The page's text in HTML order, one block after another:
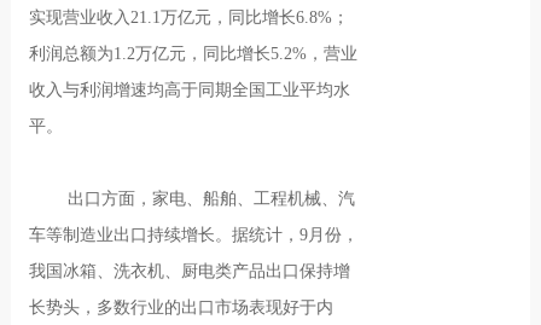
实现营业收入21.1万亿元，同比增长6.8%；
利润总额为1.2万亿元，同比增长5.2%，营业
收入与利润增速均高于同期全国工业平均水
平。
出口方面，家电、船舶、工程机械、汽
车等制造业出口持续增长。据统计，9月份，
我国冰箱、洗衣机、厨电类产品出口保持增
长势头，多数行业的出口市场表现好于内